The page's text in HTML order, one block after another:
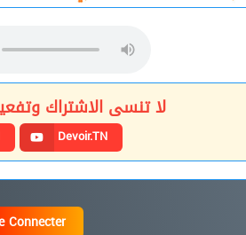
لا تنسى الاشتراك
Devoir.TN
Connecter